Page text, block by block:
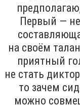
Первый —
на своём
приятный
не стать
то зачем
можно